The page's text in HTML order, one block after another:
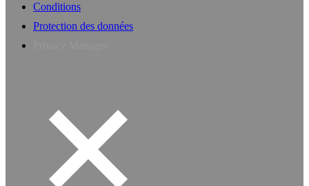
Conditions
Protection des données